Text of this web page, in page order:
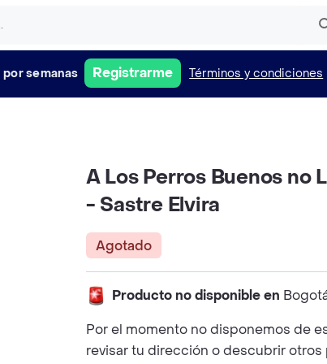
semanas Registrarme Términos y condiciones
A Los Perros Buenos no
- Sastre Elvira
Agotado
Producto no disponible en
Por el momento no disponemos de
revisar tu dirección o descubrir